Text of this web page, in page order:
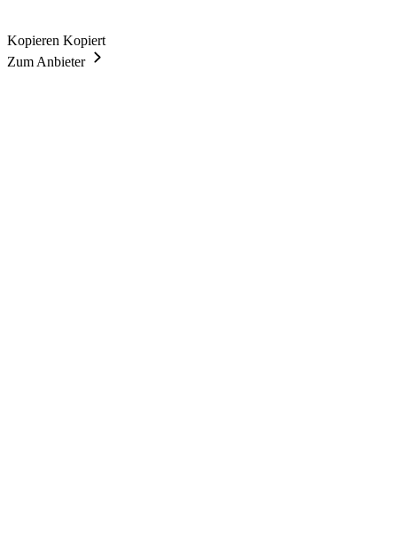
Kopieren Kopiert
Zum Anbieter